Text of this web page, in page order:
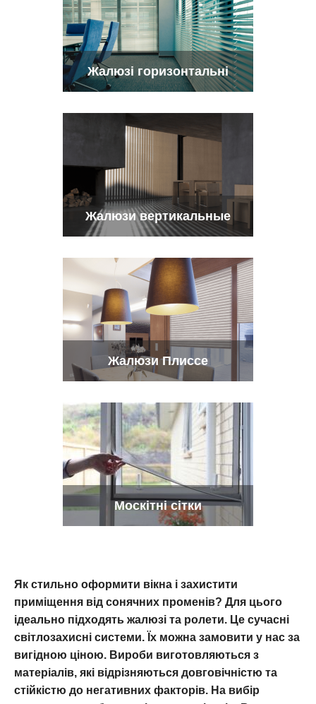
Жалюзі горизонтальні
Жалюзи вертикальные
Жалюзи Плиссе
Москітні сітки
Як стильно оформити вікна і захистити
приміщення від сонячних променів? Для цього
ідеально підходять жалюзі та ролети. Це сучасні
світлозахисні системи. Їх можна замовити у нас за
вигідною ціною. Вироби виготовляються з
матеріалів, які відрізняються довговічністю та
стійкістю до негативних факторів. На вибір